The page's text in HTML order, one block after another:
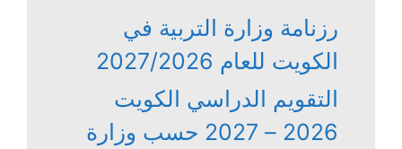
رزنامة وزارة التربية في
الكويت للعام 2027/2026
التقويم الدراسي الكويت
2026 – 2027 حسب وزارة